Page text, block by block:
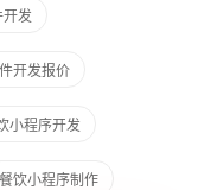
发
开发报价
小程序开发
餐饮小程序制作